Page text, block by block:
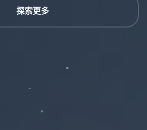
探索更多